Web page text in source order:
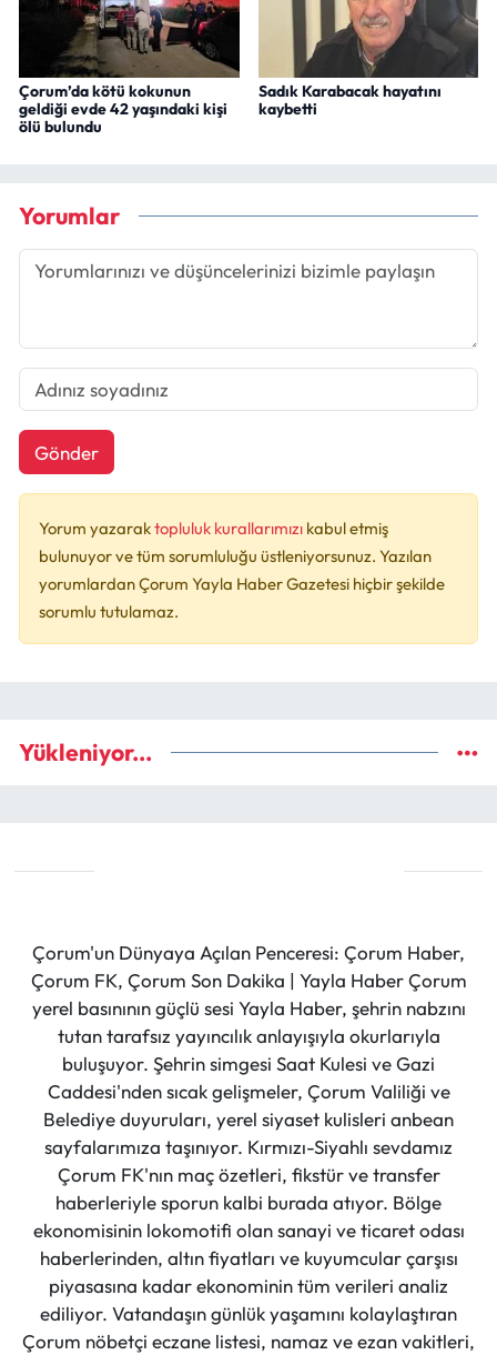
Çorum’da kötü kokunun
geldiği evde 42 yaşındaki kişi
ölü bulundu
Sadık Karabacak hayatını
kaybetti
Yorumlar
Gönder
Yorum yazaraktopluluk kurallarımızı kabul etmiş
bulunuyor ve tüm sorumluluğu üstleniyorsunuz. Yazılan
yorumlardan Çorum Yayla Haber Gazetesi hiçbir şekilde
sorumlu tutulamaz.
Yükleniyor...
Çorum'un Dünyaya Açılan Penceresi: Çorum Haber,
Çorum FK, Çorum Son Dakika | Yayla Haber Çorum
yerel basınının güçlü sesi Yayla Haber, şehrin nabzını
tutan tarafsız yayıncılık anlayışıyla okurlarıyla
buluşuyor. Şehrin simgesi Saat Kulesi ve Gazi
Caddesi'nden sıcak gelişmeler, Çorum Valiliği ve
Belediye duyuruları, yerel siyaset kulisleri anbean
sayfalarımıza taşınıyor. Kırmızı-Siyahlı sevdamız
Çorum FK'nın maç özetleri, fikstür ve transfer
haberleriyle sporun kalbi burada atıyor. Bölge
ekonomisinin lokomotifi olan sanayi ve ticaret odası
haberlerinden, altın fiyatları ve kuyumcular çarşısı
piyasasına kadar ekonominin tüm verileri analiz
ediliyor. Vatandaşın günlük yaşamını kolaylaştıran
Çorum nöbetçi eczane listesi, namaz ve ezan vakitleri,